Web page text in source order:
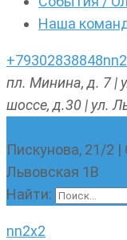
Наша
+79302838848
пл. Минина, д. 7 |
шоссе, д.30 | ул.
Пискунова, 21/2
Львовская 1В
Найти:
nn2x2